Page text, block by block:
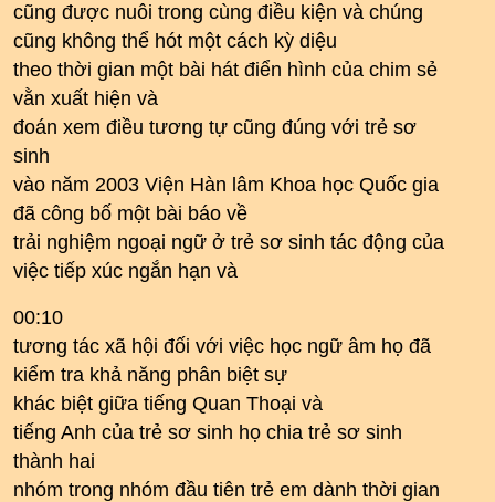
cũng được nuôi trong cùng điều kiện và chúng
cũng không thể hót một cách kỳ diệu
theo thời gian một bài hát điển hình của chim sẻ
vằn xuất hiện và
đoán xem điều tương tự cũng đúng với trẻ sơ
sinh
vào năm 2003 Viện Hàn lâm Khoa học Quốc gia
đã công bố một bài báo về
trải nghiệm ngoại ngữ ở trẻ sơ sinh tác động của
việc tiếp xúc ngắn hạn và
00:10
tương tác xã hội đối với việc học ngữ âm họ đã
kiểm tra khả năng phân biệt sự
khác biệt giữa tiếng Quan Thoại và
tiếng Anh của trẻ sơ sinh họ chia trẻ sơ sinh
thành hai
nhóm trong nhóm đầu tiên trẻ em dành thời gian